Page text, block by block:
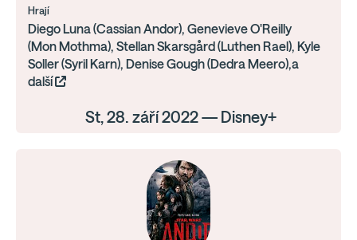
Hrají
Diego Luna (Cassian Andor), Genevieve O'Reilly
(Mon Mothma), Stellan Skarsgård (Luthen Rael), Kyle
Soller (Syril Karn), Denise Gough (Dedra Meero),a
další
St, 28. září 2022 — Disney+